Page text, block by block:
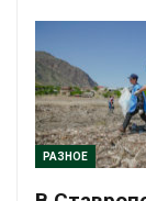
РАЗНОЕ